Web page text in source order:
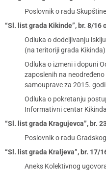
Poslovnik o radu
“Sl. list grada Kikinde”, br. 8/16
Odluka o dodeljivanju
(na teritoriji grada Kikinda)
Odluka o izmeni i dopuni
zaposlenih na
samouprave za 2015.
Odluka o pokretanju
Informativni centar Kikinda
“Sl. list grada Kragujevca”, br.
Poslovnik o radu
“Sl. list grada Kraljeva”, br. 17/
Aneks Kolektivnog